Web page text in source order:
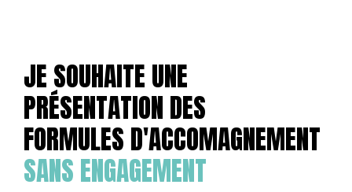
JE SOUHAITE UNE
PRÉSENTATION DES
FORMULES D'ACCOMAGNEMENT
SANS ENGAGEMENT